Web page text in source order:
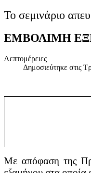
Το σεμινάριο
ΕΜΒΟΛΙΜΗ
Λεπτομέρειες
Δημοσιεύτηκε στις
Με απόφαση της